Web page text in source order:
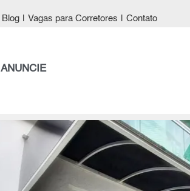
Blog Vagas para Corretores Contato
ANUNCIE